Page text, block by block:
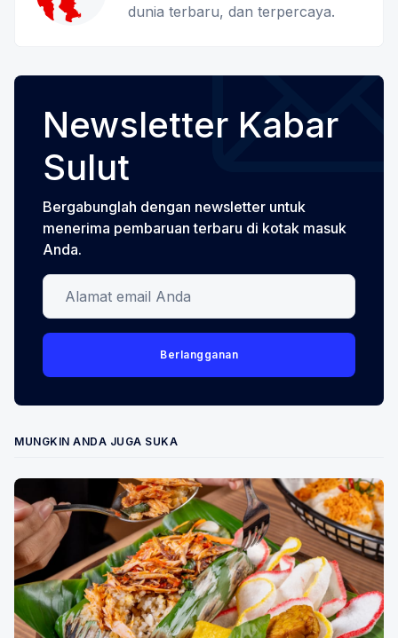
dunia terbaru, dan terpercaya.
Newsletter Kabar
Sulut
Bergabunglah dengan newsletter untuk
menerima pembaruan terbaru di kotak masuk
Anda.
Alamat email Anda
Berlangganan
MUNGKIN ANDA JUGA SUKA